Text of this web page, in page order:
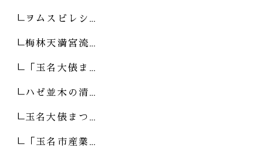
ヲムスビレシ…
梅林天満宮流…
「玉名大俵ま…
ハゼ並木の清…
玉名大俵まつ…
「玉名市産業…